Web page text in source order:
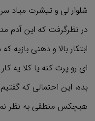
شلوار لی و تیشرت میاد سر
در نظرگرفت که این آدم
ابتکار بالا و ذهنی بازیه
ای رو پرت کنه یا کلا یه
بده، این احتمالی که
هیچکس منطقی به نظر